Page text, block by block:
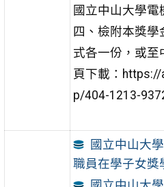
國立中山大學電
四、檢附本獎學
式各一份，或至
頁下載：https://
p/404-1213-
國立中山大
職員在學子女獎